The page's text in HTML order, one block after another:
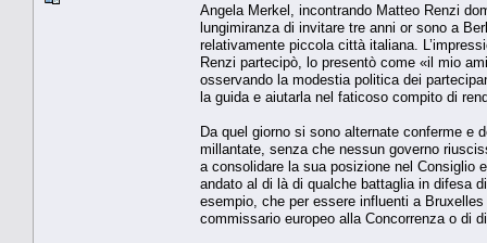
Angela Merkel, incontrando Matteo Renzi
lungimiranza di invitare tre anni or sono a
relativamente piccola città italiana.
Renzi partecipò, lo presentò come «il mio
osservando la modestia politica dei
la guida e aiutarla nel faticoso compito di
Da quel giorno si sono alternate conferme e
millantate, senza che nessun governo
a consolidare la sua posizione nel Consiglio
andato al di là di qualche battaglia in difesa
esempio, che per essere influenti a
commissario europeo alla Concorrenza o di